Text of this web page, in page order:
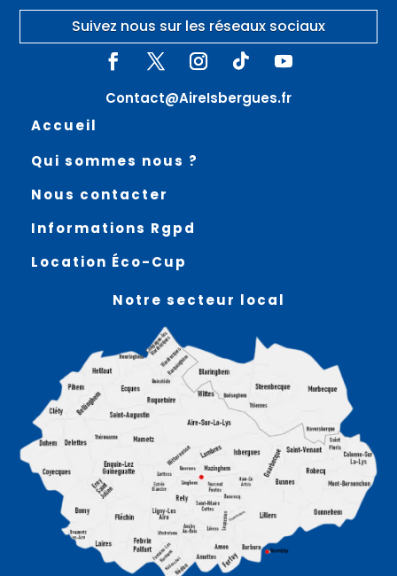
Suivez nous sur les réseaux sociaux
Contact@AireIsbergues.fr
Accueil
Qui sommes nous ?
Nous contacter
Informations Rgpd
Location Éco-Cup
Notre secteur local